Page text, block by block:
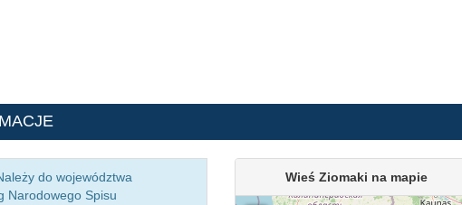
Należy do województwa
Narodowego Spisu
Wieś Ziomaki na mapie